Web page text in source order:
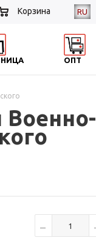
RU
Корзина
ОПТ
Военно-